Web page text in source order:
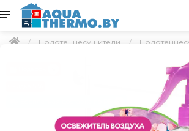
Полотенцесушители